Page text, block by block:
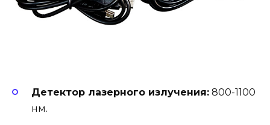
Детектор лазерного излучения: 800-1100
нм.